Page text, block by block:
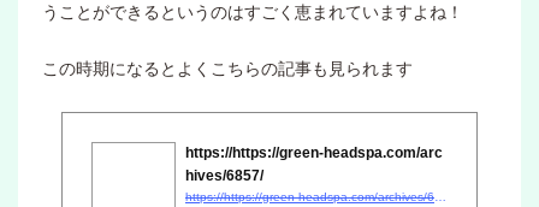
うことができるというのはすごく恵まれていますよね！
この時期になるとよくこちらの記事も見られます
https://https://green-headspa.com/arc
hives/6857/